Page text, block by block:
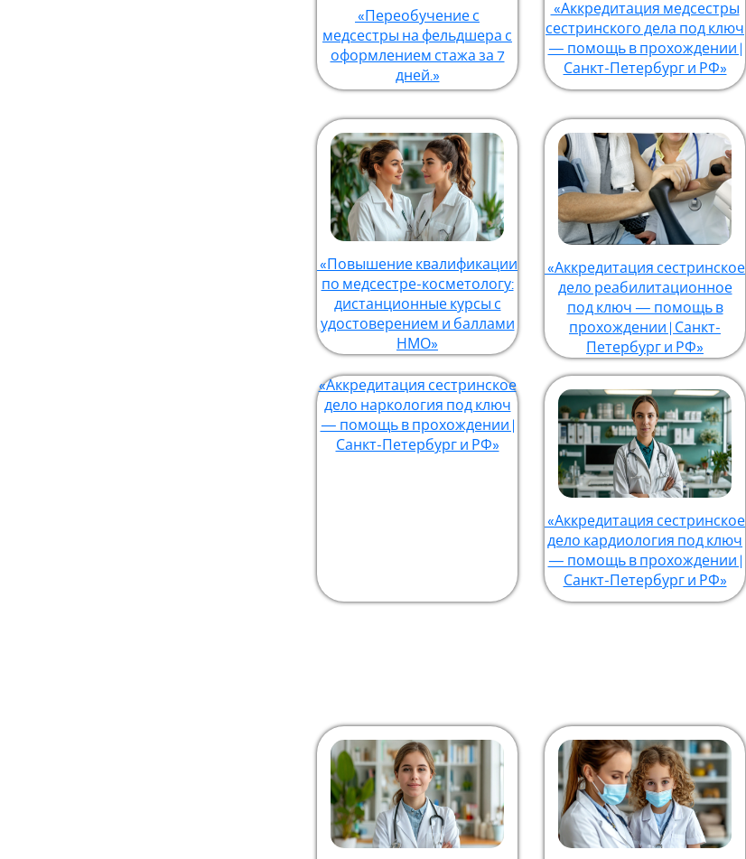
«Переобучение с
медсестры на фельдшера с
оформлением стажа за 7
дней.»
«Аккредитация медсестры
сестринского дела под ключ
— помощь в прохождении |
Санкт-Петербург и РФ»
«Повышение квалификации
по медсестре-косметологу:
дистанционные курсы с
удостоверением и баллами
НМО»
«Аккредитация сестринское
дело реабилитационное
под ключ — помощь в
прохождении | Санкт-
Петербург и РФ»
«Аккредитация сестринское
дело наркология под ключ
— помощь в прохождении |
Санкт-Петербург и РФ»
«Аккредитация сестринское
дело кардиология под ключ
— помощь в прохождении |
Санкт-Петербург и РФ»